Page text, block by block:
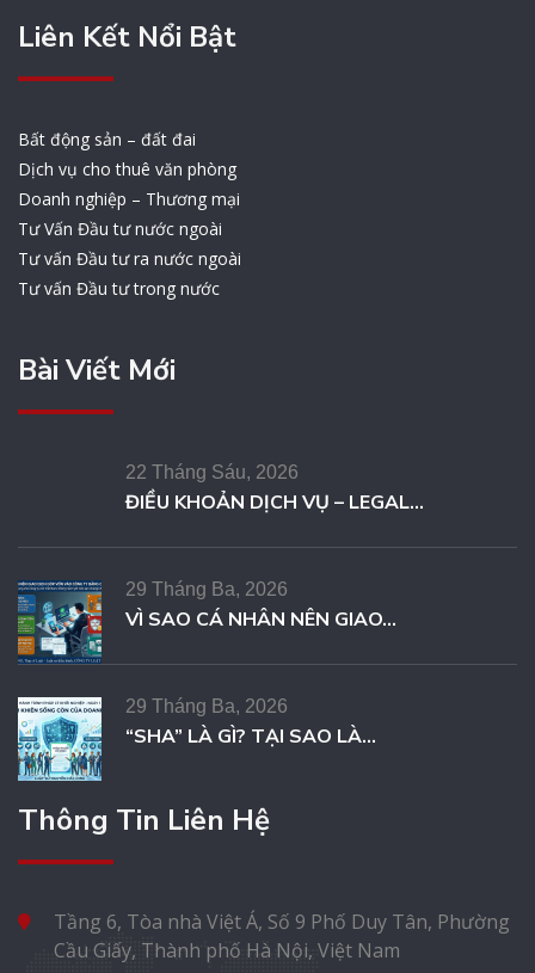
Liên Kết Nổi Bật
Bất động sản – đất đai
Dịch vụ cho thuê văn phòng
Doanh nghiệp – Thương mại
Tư Vấn Đầu tư nước ngoài
Tư vấn Đầu tư ra nước ngoài
Tư vấn Đầu tư trong nước
Bài Viết Mới
22 Tháng Sáu, 2026
ĐIỀU KHOẢN DỊCH VỤ – LEGAL...
29 Tháng Ba, 2026
VÌ SAO CÁ NHÂN NÊN GIAO...
29 Tháng Ba, 2026
“SHA” LÀ GÌ? TẠI SAO LÀ...
Thông Tin Liên Hệ
Tầng 6, Tòa nhà Việt Á, Số 9 Phố Duy Tân, Phường
Cầu Giấy, Thành phố Hà Nội, Việt Nam